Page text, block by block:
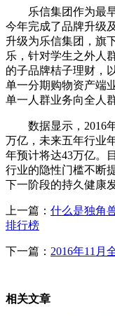
乐信集团作为最早
今年完成了品牌升级
升级为乐信集团，旗
乐，针对学生之外人
的子品牌桔子理财，
单一分期购物资产端
单一人群业务向全人
数据显示，2016年
万亿，未来五年行业
年预计将达43万亿。
行业的隐性门槛不断
下一阶段的持久健康
上一篇： 什么是独角
排行榜
下一篇： 2016年11月
相关文章